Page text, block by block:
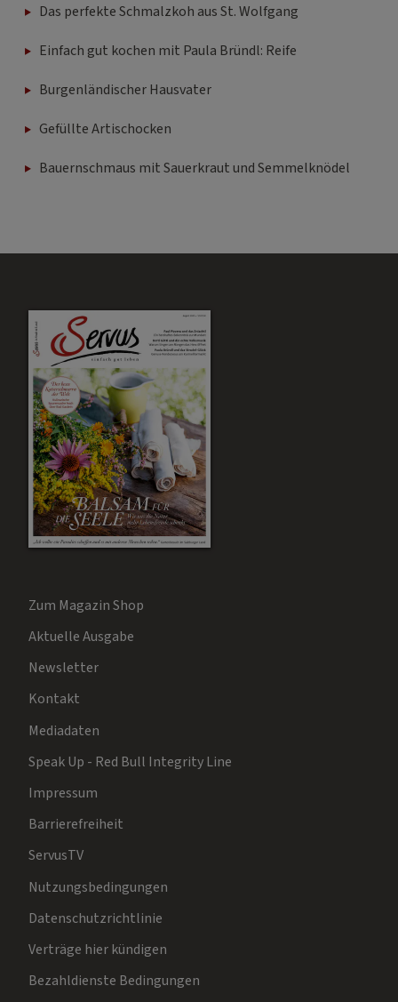
Das perfekte Schmalzkoh aus St. Wolfgang
Einfach gut kochen mit Paula Bründl: Reife
Burgenländischer Hausvater
Gefüllte Artischocken
Bauernschmaus mit Sauerkraut und Semmelknödel
Zum Magazin Shop
Aktuelle Ausgabe
Newsletter
Kontakt
Mediadaten
Speak Up - Red Bull Integrity Line
Impressum
Barrierefreiheit
ServusTV
Nutzungsbedingungen
Datenschutzrichtlinie
Verträge hier kündigen
Bezahldienste Bedingungen